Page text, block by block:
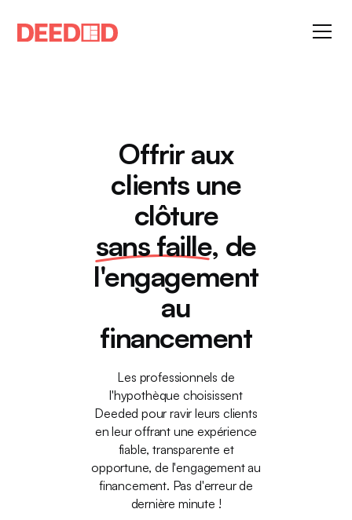
Offrir aux
clients une
clôture
sansfaille, de
l'engagement
au
financement
Les professionnels de
l'hypothèque choisissent
Deeded pour ravir leurs clients
en leur offrant une expérience
fiable, transparente et
opportune, de l'engagement au
financement. Pas d'erreur de
dernière minute !